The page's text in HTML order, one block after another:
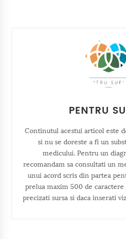
PENTRU
Continutul acestui articol este
si nu se doreste a fi un
medicului. Pentru un
recomandam sa consultati un
unui acord scris din partea
prelua maxim 500 de caractere
precizati sursa si daca inserati